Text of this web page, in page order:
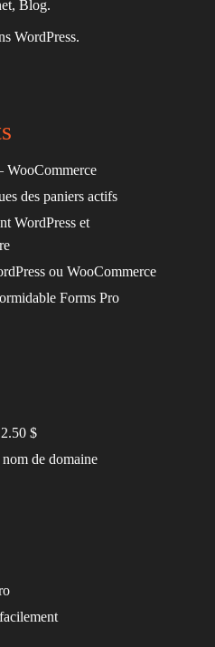
Blog.
WordPress.
WooCommerce
des paniers actifs
WordPress et
ou WooCommerce
Forms Pro
$
de domaine